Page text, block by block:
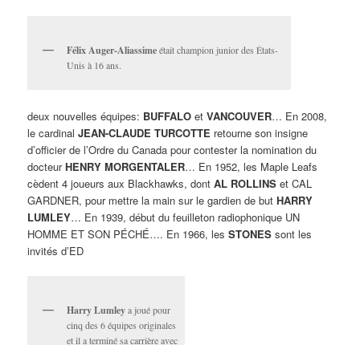
Félix Auger-Aliassimeétait champion junior des États-
Unis à 16 ans.
deux nouvelles équipes: BUFFALO etVANCOUVER… En 2008,
le cardinalJEAN-CLAUDE TURCOTTE retourne son insigne
d’officier de l’Ordre du Canada pour contester la nomination du
docteurHENRY MORGENTALER… En 1952, les Maple Leafs
cèdent 4 joueurs aux Blackhawks, dontAL ROLLINS et CAL
GARDNER, pour mettre la main sur le gardien de butHARRY
LUMLEY… En 1939, début du feuilleton radiophonique UN
HOMME ET SON PÉCHÉ…. En 1966, lesSTONES sont les
invités d’ED
Harry Lumleya joué pour
cinq des 6 équipes originales
et il a terminé sa carrière avec